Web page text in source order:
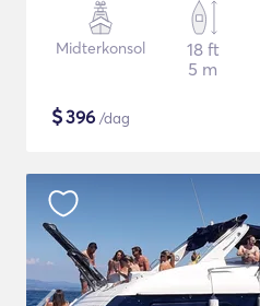
Midterkonsol
18 ft
5 m
$396 /dag